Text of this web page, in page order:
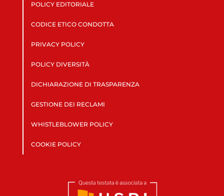
POLICY EDITORIALE
CODICE ETICO CONDOTTA
PRIVACY POLICY
POLICY DIVERSITÀ
DICHIARAZIONE DI TRASPARENZA
GESTIONE DEI RECLAMI
WHISTLEBLOWER POLICY
COOKIE POLICY